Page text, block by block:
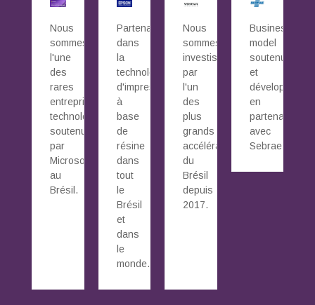
Nous
sommes
l'une
des
rares
entreprises
technologiques
soutenues
par
Microsoft
au
Brésil.
Partenaires
dans
la
technologie
d'impression
à
base
de
résine
dans
tout
le
Brésil
et
dans
le
monde.
Nous
sommes
investis
par
l'un
des
plus
grands
accélérateurs
du
Brésil
depuis
2017.
Business
model
soutenu
et
développé
en
partenariat
avec
Sebrae.